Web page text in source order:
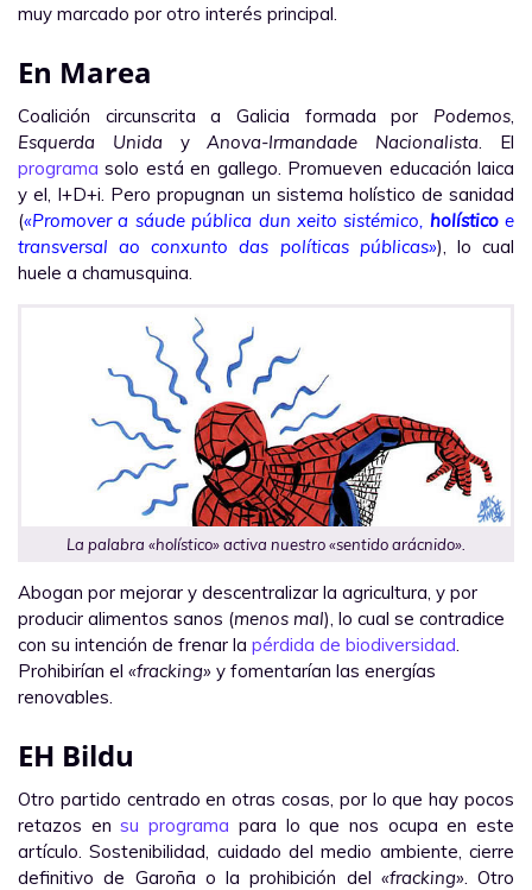
muy marcado por otro interés principal.
En Marea
Coalición circunscrita a Galicia formada por Podemos
Esquerda Unida yAnova-Irmandade Nacionalista . El
programa solo está en gallego. Promueven educación laica
y el, I+D+i. Pero propugnan un sistema holístico de sanidad
(«Promover a sáude pública dun xeito sistémico, holísticoe
transversal ao conxunto das políticas públicas»), lo cual
huele a chamusquina.
La palabra «holístico» activa nuestro «sentido arácnido».
Abogan por mejorar y descentralizar la agricultura, y por
producir alimentos sanos (menos mal), lo cual se contradice
con su intención de frenar la pérdida de biodiversidad
Prohibirían el «fracking» y fomentarían las energías
renovables.
EH Bildu
Otro partido centrado en otras cosas, por lo que hay pocos
retazos ensu programa para lo que nos ocupa en este
artículo. Sostenibilidad, cuidado del medio ambiente, cierre
definitivo de Garoña o la prohibición del «fracking» . Otro